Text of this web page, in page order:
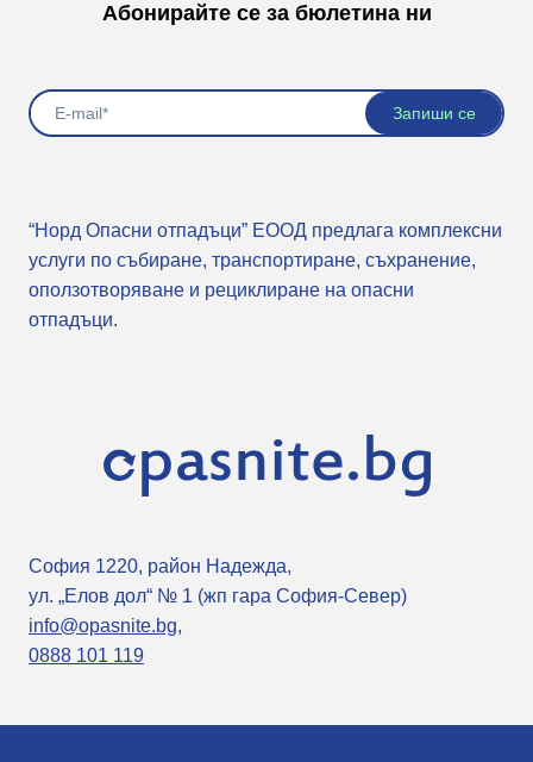
Абонирайте се за бюлетина ни
“Норд Опасни отпадъци” ЕООД предлага комплексни
услуги по събиране, транспортиране, съхранение,
оползотворяване и рециклиране на опасни
отпадъци.
София 1220, район Надежда,
ул. „Елов дол“ № 1 (жп гара София-Север)
info@opasnite.bg,
0888 101 119